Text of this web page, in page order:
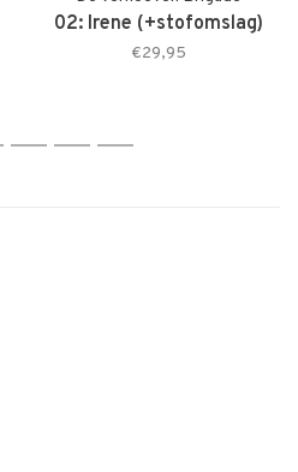
02: Irene (+stofomslag)
€29,95
3 4 5